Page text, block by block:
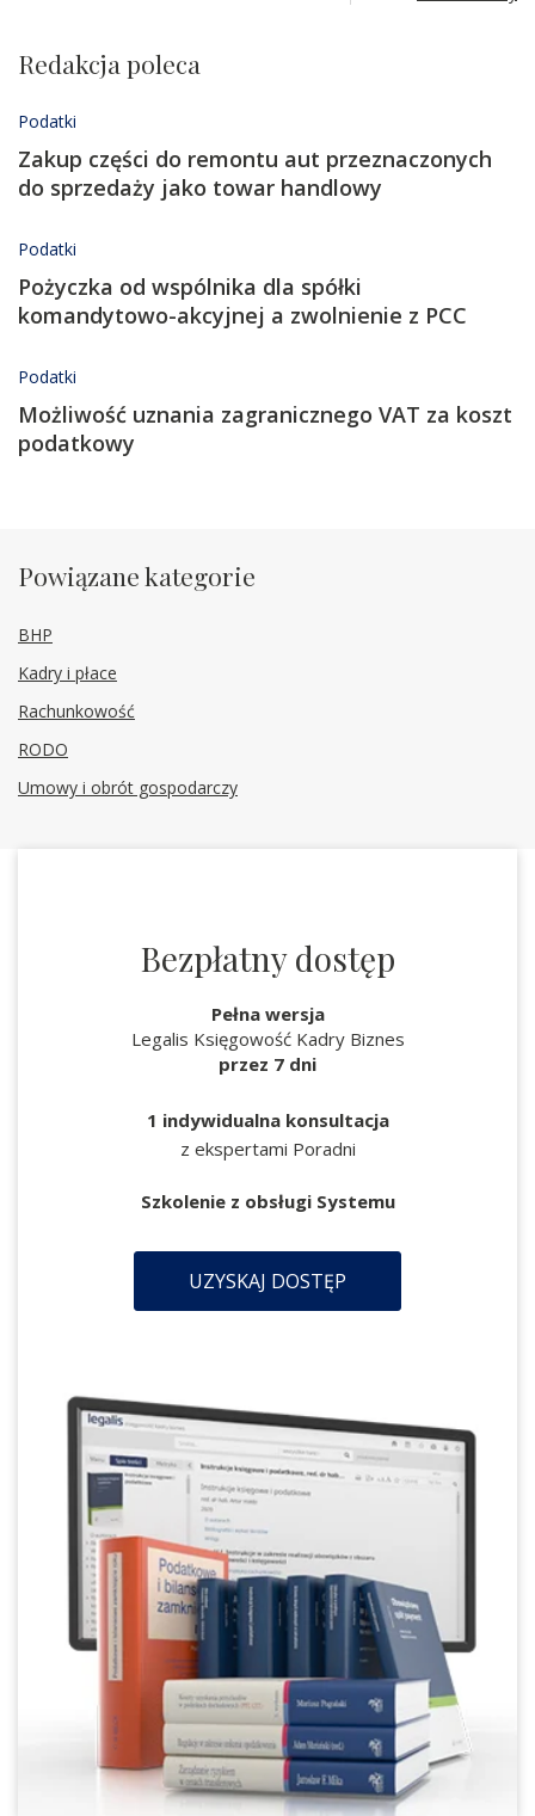
Redakcja poleca
Podatki
Zakup części do remontu aut przeznaczonych
do sprzedaży jako towar handlowy
Podatki
Pożyczka od wspólnika dla spółki
komandytowo-akcyjnej a zwolnienie z PCC
Podatki
Możliwość uznania zagranicznego VAT za koszt
podatkowy
Powiązane kategorie
BHP
Kadry i płace
Rachunkowość
RODO
Umowy i obrót gospodarczy
Bezpłatny dostęp
Pełna wersja
Legalis Księgowość Kadry Biznes
przez 7 dni
1 indywidualna konsultacja
z ekspertami Poradni
Szkolenie z obsługi Systemu
UZYSKAJ DOSTĘP